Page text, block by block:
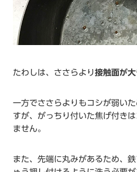
たわしは、ささらより接触面が大
一方でささらよりもコシが弱い
すが、がっちり付いた焦げ付き
ません。
また、先端に丸みがあるため、